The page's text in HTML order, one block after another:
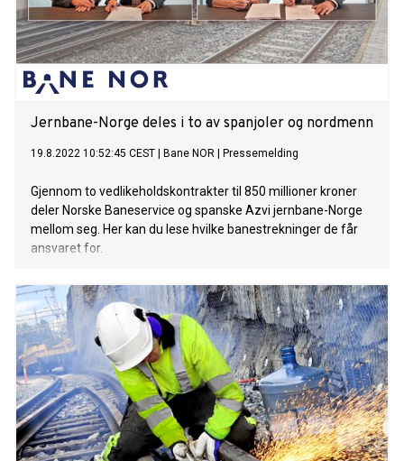
Jernbane-Norge deles i to av spanjoler og nordmenn
19.8.2022 10:52:45 CEST Bane NOR Pressemelding
Gjennom to vedlikeholdskontrakter til 850 millioner kroner
deler Norske Baneservice og spanske Azvi jernbane-Norge
mellom seg. Her kan du lese hvilke banestrekninger de får
ansvaret for.